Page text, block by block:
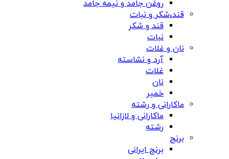
روغن جامد و نیمه جامد
قند،شکر و نبات
قند و شکر
نبات
نان و غلات
آرد و نشاسته
غلات
نان
خمیر
ماکارانی و رشته
ماکارانی و لازانیا
رشته
برنج
برنج ایرانی